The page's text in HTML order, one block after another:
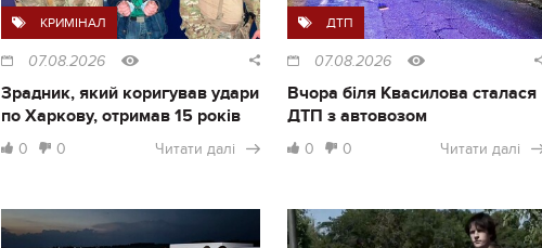
КРИМІНАЛ
07.08.2026
Зрадник, який коригував удари
по Харкову, отримав 15 років
0 0 Читати далі
ДТП
07.08.2026
Вчора біля Квасилова сталася
ДТП з автовозом
0 0 Читати далі